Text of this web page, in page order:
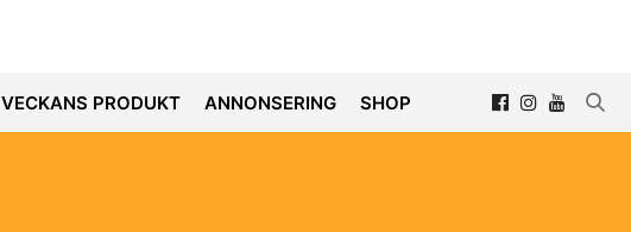
VECKANS PRODUKT ANNONSERING SHOP